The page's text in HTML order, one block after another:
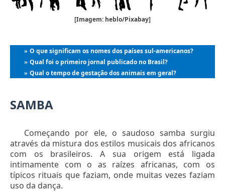
[Imagem: heblo/Pixabay]
» O que significam os nomes dos países sul-americanos?
» Qual foi o primeiro jornal publicado no Brasil?
» Qual o tempo de gestação dos animais em geral?
SAMBA
Começando por ele, o saudoso samba surgiu
através da mistura dos estilos musicais dos africanos
com os brasileiros. A sua origem está ligada
intimamente com o as raízes africanas, com os
típicos rituais que faziam, onde muitas vezes faziam
uso da dança.